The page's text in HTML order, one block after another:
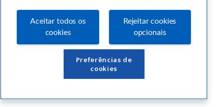
« Anterior Seguinte »
Links Úteis
Aceitar todos os
cookies
Rejeitar cookies
opcionais
Preferências de
cookies